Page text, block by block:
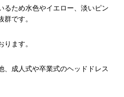
るため水色やイエロー、淡いピン
です。
ます。
、成人式や卒業式のヘッドドレス